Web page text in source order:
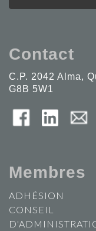
Membres
ADHÉSION
CONSEIL
Contact
C.P. 2042 Alma,
G8B 5W1